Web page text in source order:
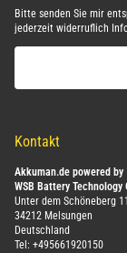
Bitte senden Sie mir
jederzeit widerruflich
Kontakt
Akkuman.de powered by
WSB Battery Technology
Unter dem Schöneberg 11
34212 Melsungen
Deutschland
Tel: +495661920150